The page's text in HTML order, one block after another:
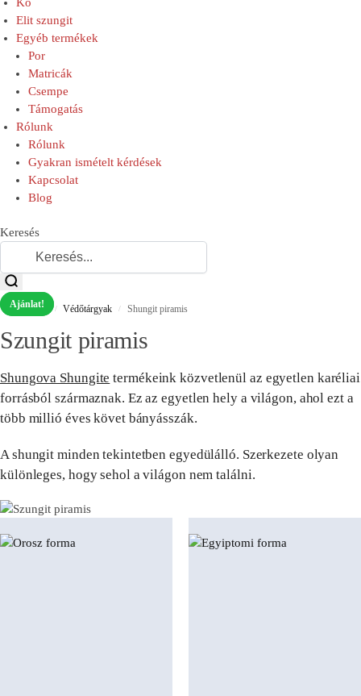
Elit szungit
Egyéb termékek
Por
Matricák
Csempe
Támogatás
Rólunk
Rólunk
Gyakran ismételt kérdések
Kapcsolat
Blog
Keresés
Kezdőlap / Védőtárgyak / Shungit piramis
Szungit piramis
Shungova Shungite termékeink közvetlenül az egyetlen karéliai
forrásból származnak. Ez az egyetlen hely a világon, ahol ezt a
több millió éves követ bányásszák.
A shungit minden tekintetben egyedülálló. Szerkezete olyan
különleges, hogy sehol a világon nem találni.
Ajánlat!
Ajánlat!